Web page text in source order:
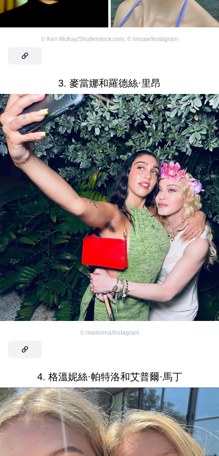
© Ken McKay/Shutterstock.com, © lirisaw/Instagram
3. 麥當娜和羅德絲·里昂
© madonna/Instagram
4. 格溫妮絲·帕特洛和艾普爾·馬丁